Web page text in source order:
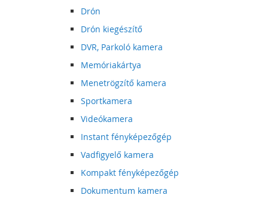
Drón
Drón kiegészítő
DVR, Parkoló kamera
Memóriakártya
Menetrögzítő kamera
Sportkamera
Videókamera
Instant fényképezőgép
Vadfigyelő kamera
Kompakt fényképezőgép
Dokumentum kamera